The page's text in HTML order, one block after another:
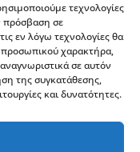
τεχνολογίες
πρόσβαση σε
εν λόγω τεχνολογίες θα
προσωπικού χαρακτήρα,
σε αυτόν
της συγκατάθεσης,
και δυνατότητες.